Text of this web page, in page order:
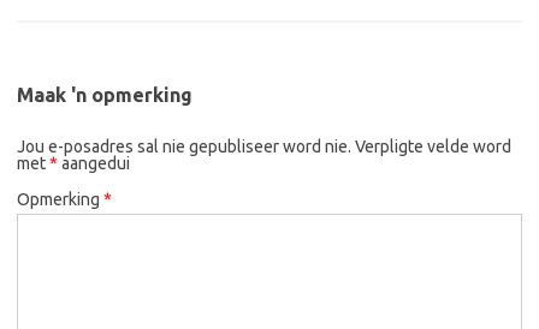
Maak 'n opmerking
Jou e-posadres sal nie gepubliseer word nie. Verpligte velde word
met* aangedui
Opmerking *